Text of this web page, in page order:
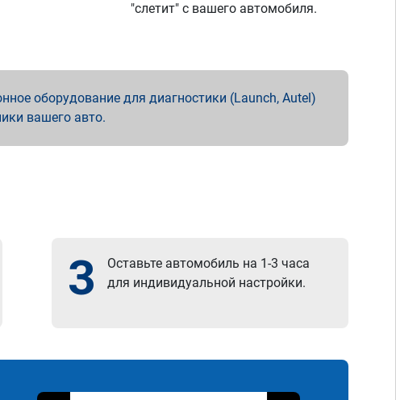
"слетит" с вашего автомобиля.
оборудование для диагностики (Launch, Autel)
вашего авто.
3
Оставьте автомобиль на 1-3 часа
для индивидуальной настройки.